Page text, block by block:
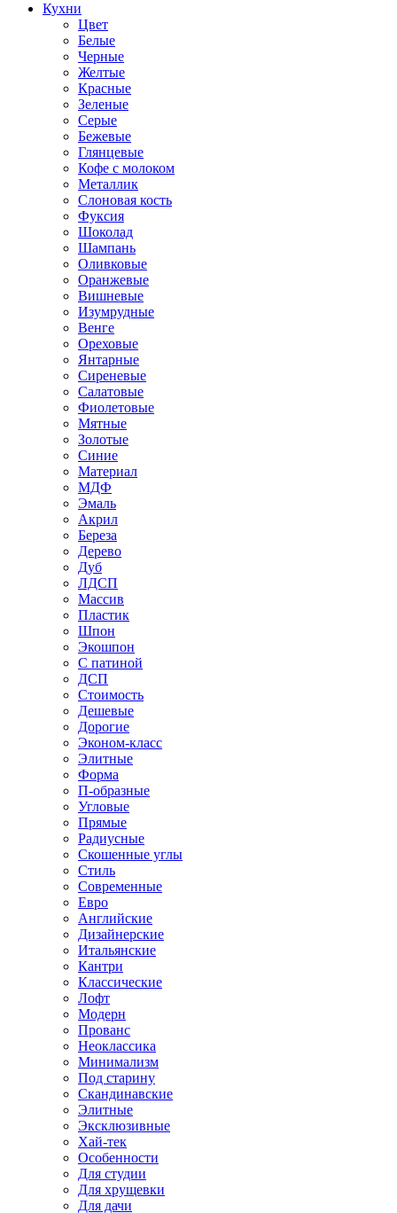
Кухни
Цвет
Белые
Черные
Желтые
Красные
Зеленые
Серые
Бежевые
Глянцевые
Кофе с молоком
Металлик
Слоновая кость
Фуксия
Шоколад
Шампань
Оливковые
Оранжевые
Вишневые
Изумрудные
Венге
Ореховые
Янтарные
Сиреневые
Салатовые
Фиолетовые
Мятные
Золотые
Синие
Материал
МДФ
Эмаль
Акрил
Береза
Дерево
Дуб
ЛДСП
Массив
Пластик
Шпон
Экошпон
С патиной
ДСП
Стоимость
Дешевые
Дорогие
Эконом-класс
Элитные
Форма
П-образные
Угловые
Прямые
Радиусные
Скошенные углы
Стиль
Современные
Евро
Английские
Дизайнерские
Итальянские
Кантри
Классические
Лофт
Модерн
Прованс
Неоклассика
Минимализм
Под старину
Скандинавские
Элитные
Эксклюзивные
Хай-тек
Особенности
Для студии
Для хрущевки
Для дачи